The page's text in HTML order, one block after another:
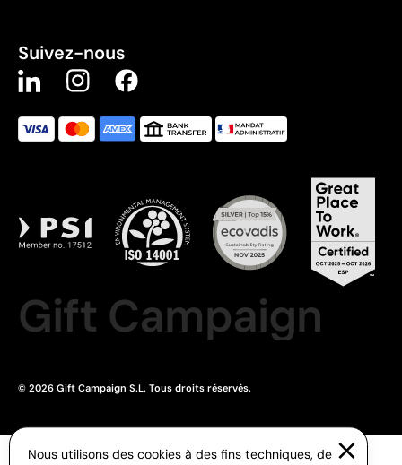
Suivez-nous
Gift Campaign
© 2026 Gift Campaign S.L. Tous droits réservés.
Nous utilisons des cookies à des fins techniques, de